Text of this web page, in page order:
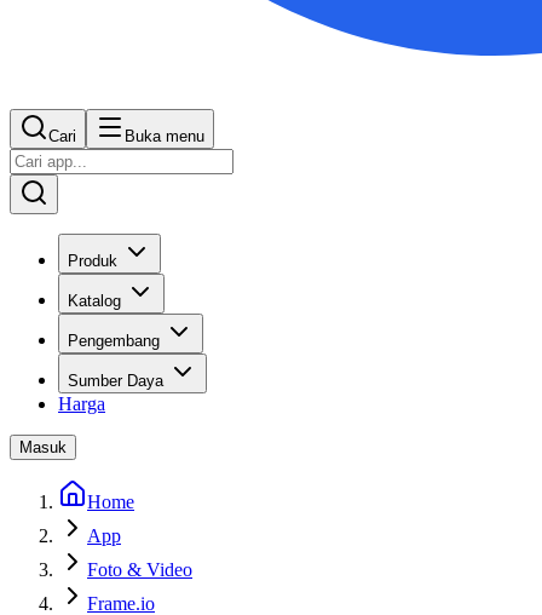
Cari Buka menu
Produk
Katalog
Pengembang
Sumber Daya
Harga
Masuk
Home
App
Foto & Video
Frame.io